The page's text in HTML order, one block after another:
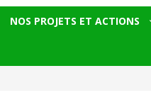
NOS PROJETS ET ACTIONS